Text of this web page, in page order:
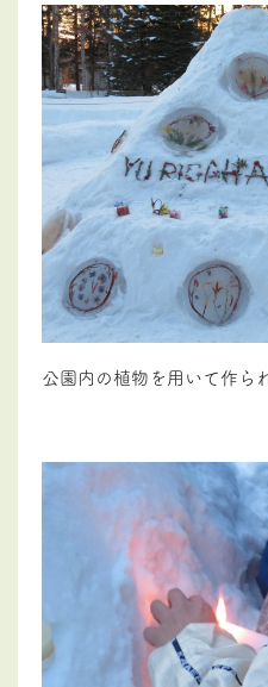
公園内の植物を用いて作ら